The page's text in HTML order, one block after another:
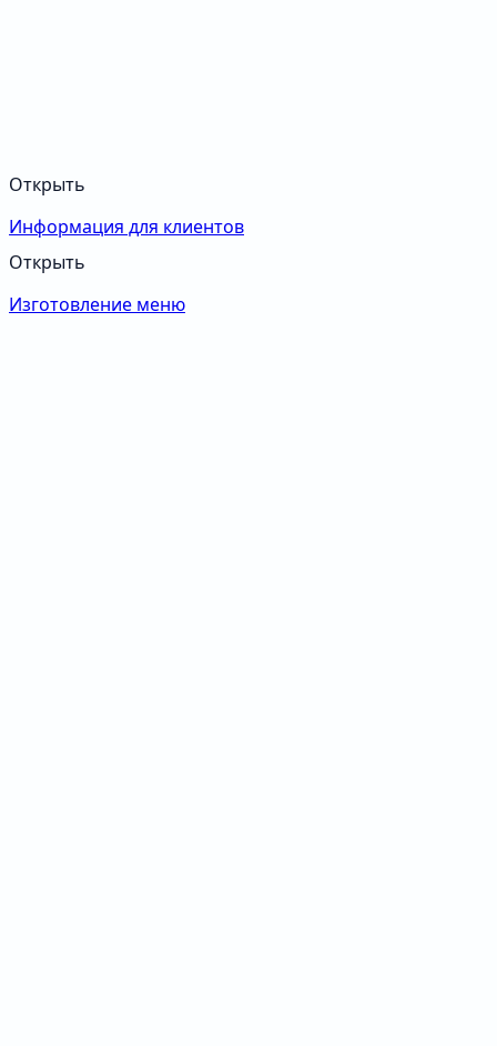
Открыть
Информация для клиентов
Открыть
Изготовление меню